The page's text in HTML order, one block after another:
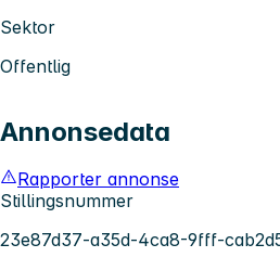
Sektor
Offentlig
Annonsedata
Rapporter annonse
Stillingsnummer
23e87d37-a35d-4ca8-9fff-